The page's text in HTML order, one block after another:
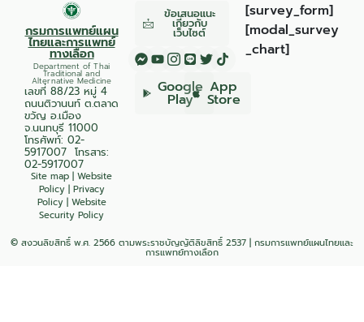
กรมการแพทย์แผน
ไทยและการแพทย์
ทางเลือก
Department of Thai
Traditional and
Alternative Medicine
เลขที่ 88/23 หมู่ 4
ถนนติวานนท์ ต.ตลาด
ขวัญ อ.เมือง
จ.นนทบุรี 11000
โทรศัพท์: 02-
5917007 โทรสาร:
02-5917007
Site map | Website
Policy| Privacy
Policy| Website
Security Policy
ข้อเสนอแนะ
เกี่ยวกับ
เว็บไซต์
Google
Play
App
Store
[survey_form]
[modal_survey
_chart]
© สงวนลิขสิทธิ์ พ.ศ. 2566 ตามพระราชบัญญัติลิขสิทธิ์ 2537 | กรมการแพทย์แผนไทยและ
การแพทย์ทางเลือก